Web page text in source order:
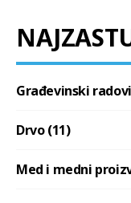
Građevinski
Drvo (11)
Med i medni